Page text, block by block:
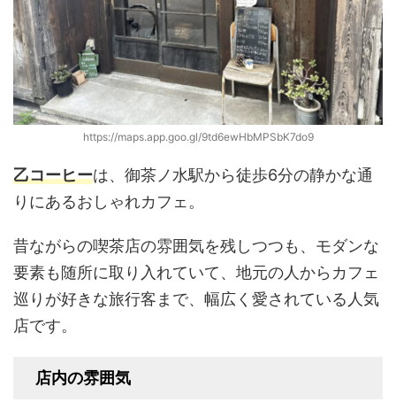
https://maps.app.goo.gl/9td6ewHbMPSbK7do9
乙コーヒーは、御茶ノ水駅から徒歩6分の静かな通
りにあるおしゃれカフェ。
昔ながらの喫茶店の雰囲気を残しつつも、モダンな
要素も随所に取り入れていて、地元の人からカフェ
巡りが好きな旅行客まで、幅広く愛されている人気
店です。
店内の雰囲気